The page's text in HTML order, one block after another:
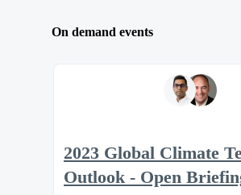
On demand events
2023 Global Climate
Outlook - Open